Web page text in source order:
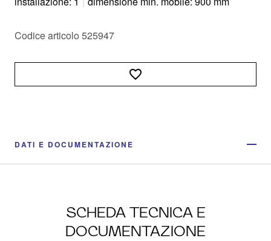
Codice articolo 525947
DATI E DOCUMENTAZIONE
SCHEDA TECNICA E
DOCUMENTAZIONE